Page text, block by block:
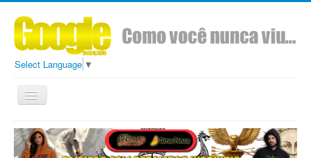
Select Language ▼
Toggle
Navigation